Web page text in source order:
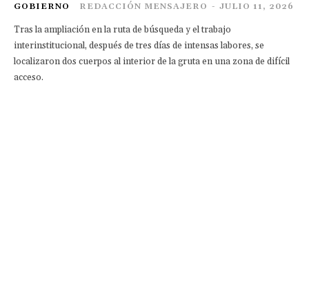
GOBIERNO REDACCIÓN MENSAJERO - JULIO 11, 2026
Tras la ampliación en la ruta de búsqueda y el trabajo
interinstitucional, después de tres días de intensas labores, se
localizaron dos cuerpos al interior de la gruta en una zona de difícil
acceso.